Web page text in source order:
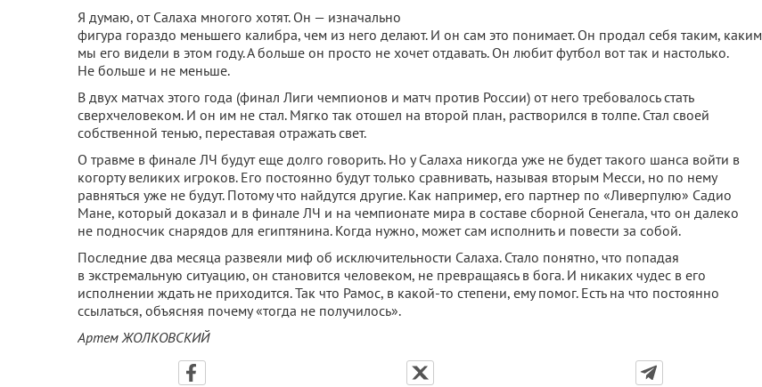
Я думаю, от Салаха многого хотят. Он — изначально
фигура гораздо меньшего калибра, чем из него делают. И он сам это понимает. Он продал себя таким, каким
мы его видели в этом году. А больше он просто не хочет отдавать. Он любит футбол вот так и настолько.
Не больше и не меньше.
В двух матчах этого года (финал Лиги чемпионов и матч против России) от него требовалось стать
сверхчеловеком. И он им не стал. Мягко так отошел на второй план, растворился в толпе. Стал своей
собственной тенью, переставая отражать свет.
О травме в финале ЛЧ будут еще долго говорить. Но у Салаха никогда уже не будет такого шанса войти в
когорту великих игроков. Его постоянно будут только сравнивать, называя вторым Месси, но по нему
равняться уже не будут. Потому что найдутся другие. Как например, его партнер по «Ливерпулю» Садио
Мане, который доказал и в финале ЛЧ и на чемпионате мира в составе сборной Сенегала, что он далеко
не подносчик снарядов для египтянина. Когда нужно, может сам исполнить и повести за собой.
Последние два месяца развеяли миф об исключительности Салаха. Стало понятно, что попадая
в экстремальную ситуацию, он становится человеком, не превращаясь в бога. И никаких чудес в его
исполнении ждать не приходится. Так что Рамос, в какой-то степени, ему помог. Есть на что постоянно
ссылаться, объясняя почему «тогда не получилось».
Артем ЖОЛКОВСКИЙ